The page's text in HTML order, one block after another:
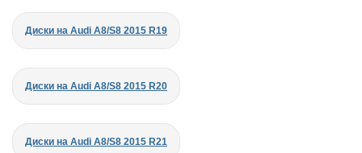
Диски на Audi A8/S8 2015 R19
Диски на Audi A8/S8 2015 R20
Диски на Audi A8/S8 2015 R21